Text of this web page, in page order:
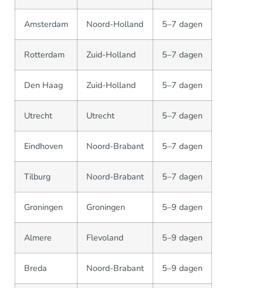
Amsterdam Noord-Holland 5–7 dagen
Rotterdam Zuid-Holland 5–7 dagen
Den Haag Zuid-Holland 5–7 dagen
Utrecht Utrecht 5–7 dagen
Eindhoven Noord-Brabant 5–7 dagen
Tilburg Noord-Brabant 5–7 dagen
Groningen Groningen 5–9 dagen
Almere Flevoland 5–9 dagen
Breda Noord-Brabant 5–9 dagen